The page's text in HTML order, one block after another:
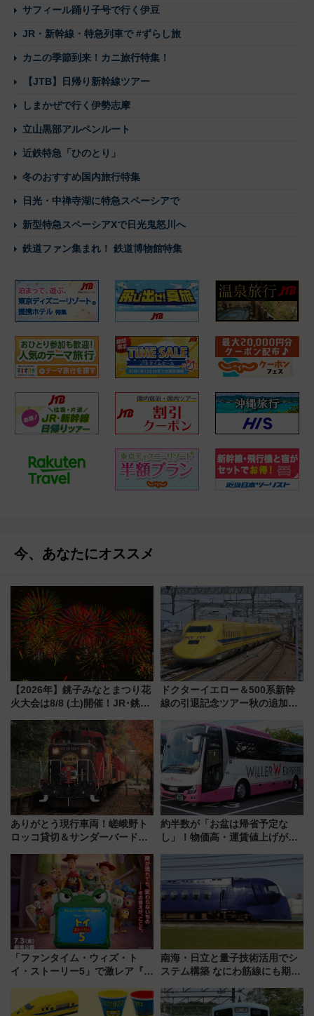
サフィール踊り子号で行く伊豆
JR・新幹線・特急列車で #ずらし旅
カニの季節到来！カニ旅行特集！
【JTB】日帰り新幹線ツアー
しまかぜで行く伊勢志摩
立山黒部アルペンルート
近鉄特急「ひのとり」
冬のおすすめ国内旅行特集
日光・中禅寺湖に特急スペーシアで
新型特急スペーシアXで日光鬼怒川へ
鉄道ファン集まれ！ 鉄道博物館特集
今、あなたにオススメ
【2026年】銚子みなとまつり花
火大会は8/8 (土)開催！JR･銚子
報、利根川に咲く8,000発の大迫
力＆屋台を満喫
ドクターイエロー＆500系新幹
線の引退記念ツアー秋の追加企
ホテル情報まとめ
ありがとう現行車両！嵯峨野ト
ロッコ貸切＆サンダーバードレ
斉藤雪乃＆福原トシヒロと行
く！9月13日「京都の鉄道満喫
ツアー」開催
約半数が「お盆は帰省予定な
し」！物価高・運賃値上げが財
りたいけど……【WILLER お盆
帰省動向調査】
「ファンタイム・ウィズ・ト
イ・ストーリー5」で激レア『ロ
デコレーションも徹底解説
南海・日立と量子技術活用でシ
ステム構築 なにわ筋線にも期待